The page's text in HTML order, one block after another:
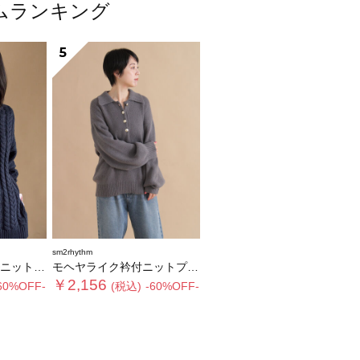
ランキング
ーバー
5
sm2rhythm
モヘヤライク衿付ニットプルオーバー
￥2,156 (税込) -60%OFF-